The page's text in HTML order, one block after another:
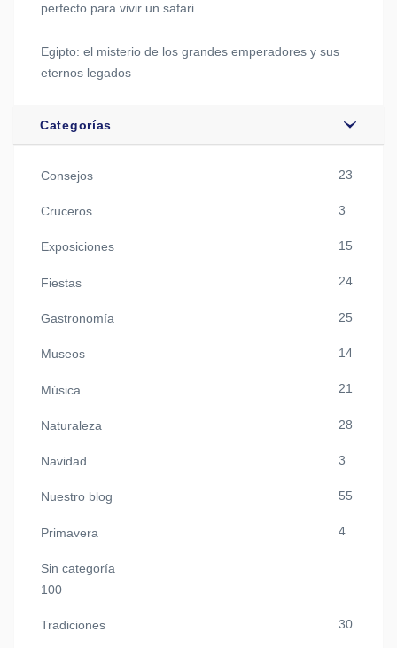
perfecto para vivir un safari.
Egipto: el misterio de los grandes emperadores y sus
eternos legados
Categorías
Consejos 23
Cruceros 3
Exposiciones 15
Fiestas 24
Gastronomía 25
Museos 14
Música 21
Naturaleza 28
Navidad 3
Nuestro blog 55
Primavera 4
Sin categoría
100
Tradiciones 30